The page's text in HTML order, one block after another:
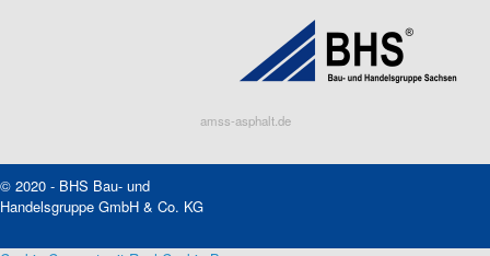
amss-asphalt.de
© 2020 - BHS Bau- und
Handelsgruppe GmbH & Co. KG